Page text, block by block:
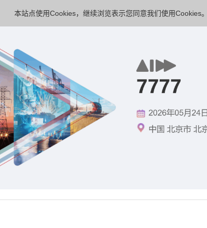
本站点使用Cookies，继续浏览表示您同意我们使用Cookies。